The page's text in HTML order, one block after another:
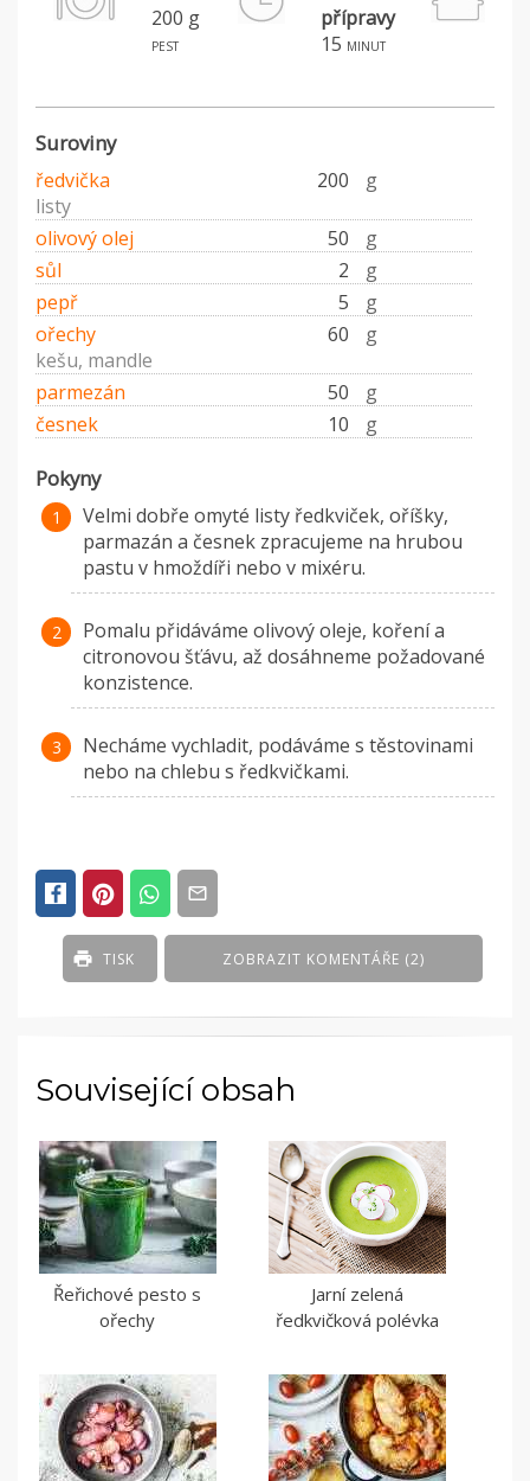
200 g
pest
přípravy
15 minut
Suroviny
ředvička 200
g
listy
olivový olej
50
g
sůl
2
g
pepř
5
g
ořechy
60
g
kešu, mandle
parmezán
50
g
česnek
10 g
Pokyny
Velmi dobře omyté listy ředkviček, oříšky,
parmazán a česnek zpracujeme na hrubou
pastu v hmoždíři nebo v mixéru.
Pomalu přidáváme olivový oleje, koření a
citronovou šťávu, až dosáhneme požadované
konzistence.
Necháme vychladit, podáváme s těstovinami
nebo na chlebu s ředkvičkami.
ZOBRAZIT KOMENTÁŘE (2)
TISK
Související obsah
Řeřichové pesto s
ořechy
Jarní zelená
ředkvičková polévka